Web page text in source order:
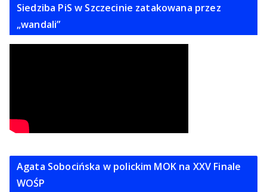
Siedziba PiS w Szczecinie zatakowana przez
„wandali”
Agata Sobocińska w polickim MOK na XXV Finale
WOŚP